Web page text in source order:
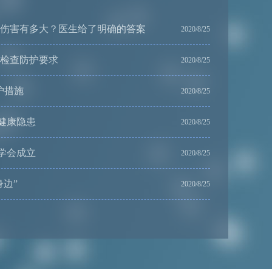
害有多大？医生给了明确的答案 2020/8/25
查防护要求 2020/8/25
措施 2020/8/25
康隐患 2020/8/25
会成立 2020/8/25
边” 2020/8/25